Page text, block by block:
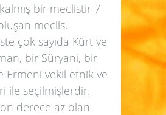
bir meclistir 7
meclis.
çok sayıda Kürt ve
bir Süryani, bir
Ermeni vekil etnik ve
ile seçilmişlerdir.
derece az olan